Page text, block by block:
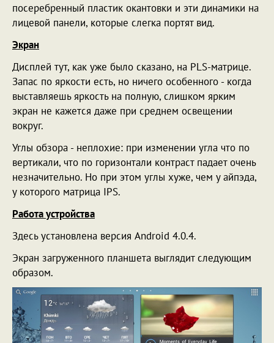
посеребренный пластик окантовки и эти динамики на
лицевой панели, которые слегка портят вид.
Экран
Дисплей тут, как уже было сказано, на PLS-матрице.
Запас по яркости есть, но ничего особенного - когда
выставляешь яркость на полную, слишком ярким
экран не кажется даже при среднем освещении
вокруг.
Углы обзора - неплохие: при изменении угла что по
вертикали, что по горизонтали контраст падает очень
незначительно. Но при этом углы хуже, чем у айпэда,
у которого матрица IPS.
Работа устройства
Здесь установлена версия Android 4.0.4.
Экран загруженного планшета выглядит следующим
образом.